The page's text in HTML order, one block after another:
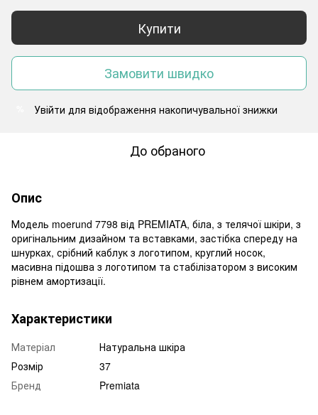
Купити
Замовити швидко
Увійти для відображення накопичувальної знижки
До обраного
Опис
Модель moerund 7798 від PREMIATA, біла, з телячої шкіри, з
оригінальним дизайном та вставками, застібка спереду на
шнурках, срібний каблук з логотипом, круглий носок,
масивна підошва з логотипом та стабілізатором з високим
рівнем амортизації.
Характеристики
Матеріал
Натуральна шкіра
Розмір
37
Бренд
Premiata